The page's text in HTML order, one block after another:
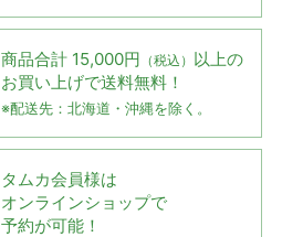
商品合計 15,000円 （税込） 以上の
お買い上げで送料無料！
※配送先：北海道・沖縄を除く。
タムカ会員様は
オンラインショップで
予約が可能！